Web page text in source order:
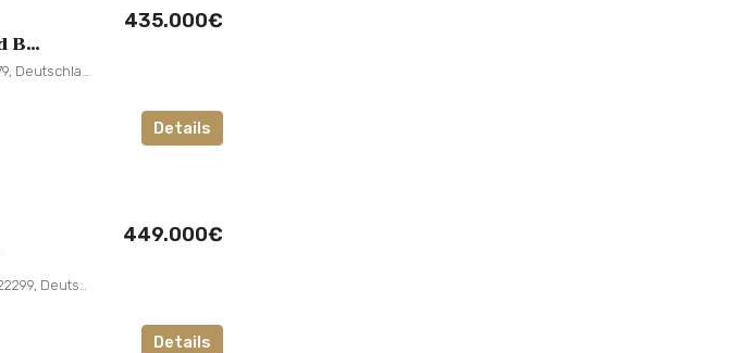
2-Zimmer Maisonette mit Garage und Balkon!
435.000€
Hülsdornweg 12, Bramfeld, Wandsbek, Hamburg, 22179, Deutschland
Details
449.000€
12, Efeuweg, Winterhude, Hamburg-Nord, Hamburg, 22299, Deutschland
Details